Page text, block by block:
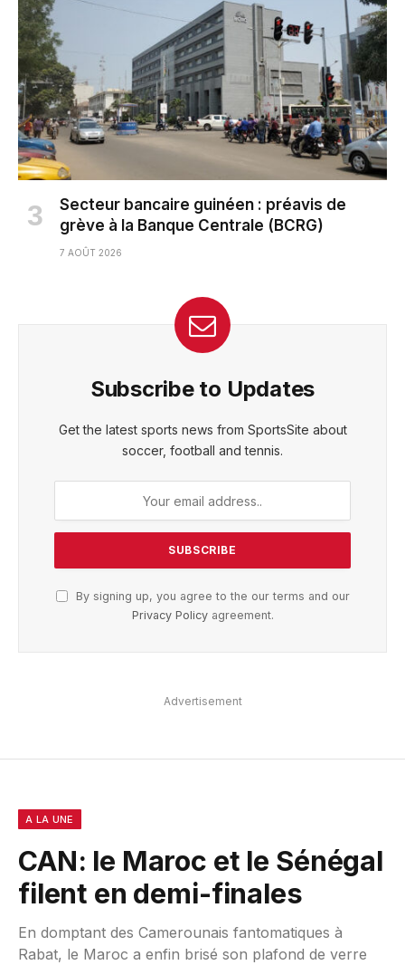
Secteur bancaire guinéen : préavis de
grève à la Banque Centrale (BCRG)
7 AOÛT 2026
Subscribe to Updates
Get the latest sports news from SportsSite about
soccer, football and tennis.
By signing up, you agree to the our terms and our
Privacy Policyagreement.
Advertisement
A LA UNE
CAN: le Maroc et le Sénégal
filent en demi-finales
En domptant des Camerounais fantomatiques à
Rabat, le Maroc a enfin brisé son plafond de verre